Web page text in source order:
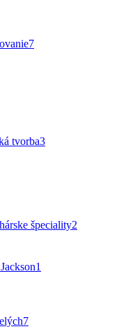
7
tvorba3
špeciality2
1
7